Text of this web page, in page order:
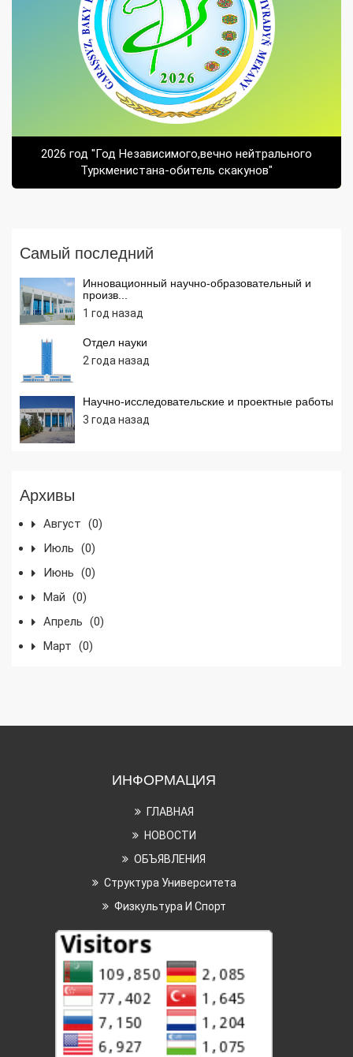
2026 год "Год Независимого,вечно нейтрального
Туркменистана-обитель скакунов"
Самый последний
Инновационный научно-образовательный и
произв...
1 год назад
Отдел науки
2 года назад
Научно-исследовательские и проектные работы
3 года назад
Архивы
Август (0)
Июль (0)
Июнь (0)
Май (0)
Апрель (0)
Март (0)
ИНФОРМАЦИЯ
ГЛАВНАЯ
НОВОСТИ
ОБЪЯВЛЕНИЯ
Структура Университета
Физкультура И Спорт